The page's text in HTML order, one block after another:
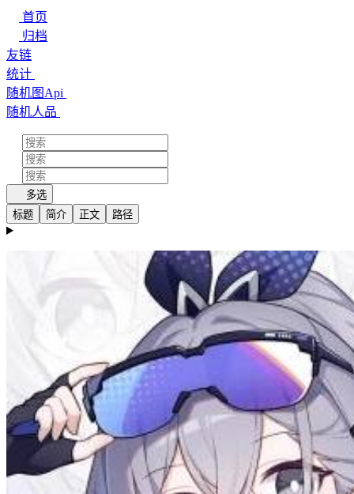
首页
归档
友链
统计
随机图Api
随机人品
多选
标题
简介 正文 路径